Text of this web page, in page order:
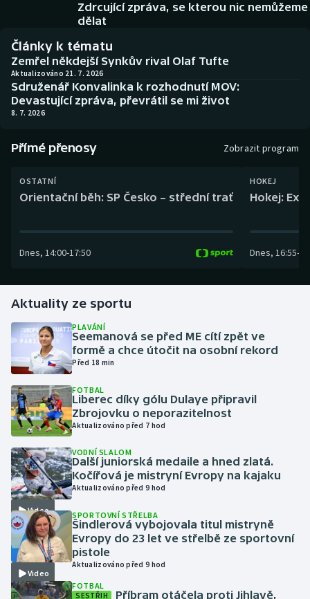
Biatlon
Boby a skeleton
Curling
Dostihy
Futsal
Golf
Gymnastika
Házená
Jezdectví
Judo
Krasobruslení
Lezení
Lyže a snowboard
Moderní pětiboj
Motorsport
Historické návraty
Aplikace ČT sport
AZ kvíz
Zdrcující zpráva, se kterou nic nemůžeme
dělat
Články k tématu
Zemřel někdejší Synkův rival Olaf Tufte
Aktualizováno 21. 7. 2026
Sdruženář Konvalinka k rozhodnutí MOV:
Devastující zpráva, převrátil se mi život
8. 7. 2026
Přímé přenosy Zobrazit program
OSTATNÍ
Orientační běh: SP Česko – střední trať
Dnes, 14:00-17:50
HOKEJ
Hokej:
Dnes, 16:55-
Aktuality ze sportu
PLAVÁNÍ
Seemanová se před ME cítí zpět ve
formě a chce útočit na osobní rekord
Před 18 min
FOTBAL
Liberec díky gólu Dulaye připravil
Zbrojovku o neporazitelnost
Aktualizováno před 7 hod
Video
VODNÍ SLALOM
Další juniorská medaile a hned zlatá.
Kočířová je mistryní Evropy na kajaku
Aktualizováno před 9 hod
Video
SPORTOVNÍ STŘELBA
Šindlerová vybojovala titul mistryně
Evropy do 23 let ve střelbě ze sportovní
pistole
Aktualizováno před 9 hod
FOTBAL
SESTŘIH
Příbram otáčela proti Jihlavě,